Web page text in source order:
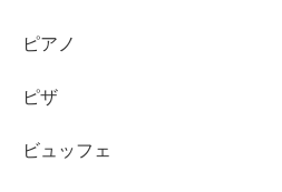
ピアノ
ピザ
ビュッフェ